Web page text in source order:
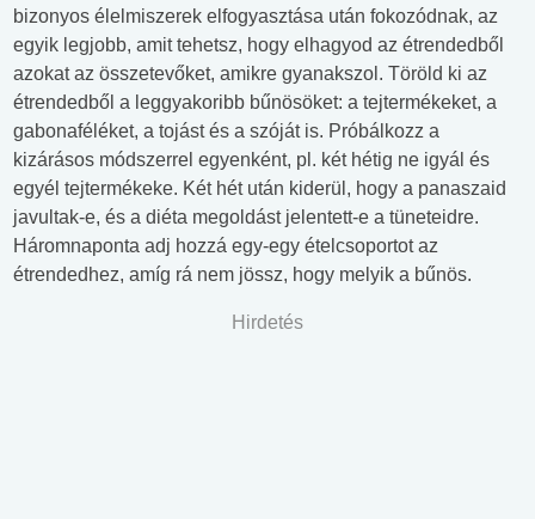
bizonyos élelmiszerek elfogyasztása után fokozódnak, az
egyik legjobb, amit tehetsz, hogy elhagyod az étrendedből
azokat az összetevőket, amikre gyanakszol. Töröld ki az
étrendedből a leggyakoribb bűnösöket: a tejtermékeket, a
gabonaféléket, a tojást és a szóját is. Próbálkozz a
kizárásos módszerrel egyenként, pl. két hétig ne igyál és
egyél tejtermékeke. Két hét után kiderül, hogy a panaszaid
javultak-e, és a diéta megoldást jelentett-e a tüneteidre.
Háromnaponta adj hozzá egy-egy ételcsoportot az
étrendedhez, amíg rá nem jössz, hogy melyik a bűnös.
Hirdetés